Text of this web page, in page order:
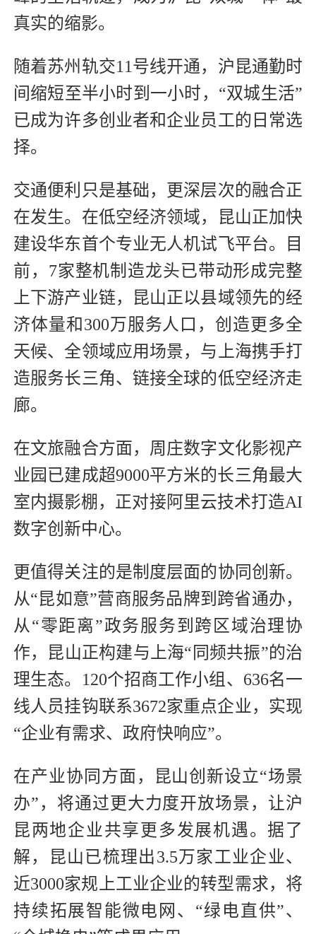
真实的缩影。
随着苏州轨交11号线开通，沪昆通勤时
间缩短至半小时到一小时，“双城生活”
已成为许多创业者和企业员工的日常选
择。
交通便利只是基础，更深层次的融合正
在发生。在低空经济领域，昆山正加快
建设华东首个专业无人机试飞平台。目
前，7家整机制造龙头已带动形成完整
上下游产业链，昆山正以县域领先的经
济体量和300万服务人口，创造更多全
天候、全领域应用场景，与上海携手打
造服务长三角、链接全球的低空经济走
廊。
在文旅融合方面，周庄数字文化影视产
业园已建成超9000平方米的长三角最大
室内摄影棚，正对接阿里云技术打造AI
数字创新中心。
更值得关注的是制度层面的协同创新。
从“昆如意”营商服务品牌到跨省通办，
从“零距离”政务服务到跨区域治理协
作，昆山正构建与上海“同频共振”的治
理生态。120个招商工作小组、636名一
线人员挂钩联系3672家重点企业，实现
“企业有需求、政府快响应”。
在产业协同方面，昆山创新设立“场景
办”，将通过更大力度开放场景，让沪
昆两地企业共享更多发展机遇。据了
解，昆山已梳理出3.5万家工业企业、
近3000家规上工业企业的转型需求，将
持续拓展智能微电网、“绿电直供”、